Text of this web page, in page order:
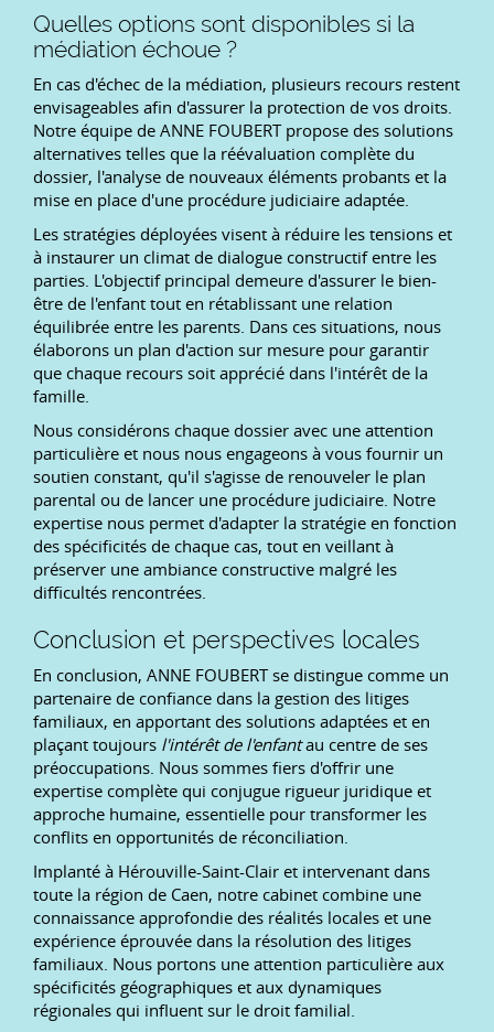
Quelles options sont disponibles si la
médiation échoue ?
En cas d'échec de la médiation, plusieurs recours restent
envisageables afin d'assurer la protection de vos droits.
Notre équipe de ANNE FOUBERT propose des solutions
alternatives telles que la réévaluation complète du
dossier, l'analyse de nouveaux éléments probants et la
mise en place d'une procédure judiciaire adaptée.
Les stratégies déployées visent à réduire les tensions et
à instaurer un climat de dialogue constructif entre les
parties. L'objectif principal demeure d'assurer le bien-
être de l'enfant tout en rétablissant une relation
équilibrée entre les parents. Dans ces situations, nous
élaborons un plan d'action sur mesure pour garantir
que chaque recours soit apprécié dans l'intérêt de la
famille.
Nous considérons chaque dossier avec une attention
particulière et nous nous engageons à vous fournir un
soutien constant, qu'il s'agisse de renouveler le plan
parental ou de lancer une procédure judiciaire. Notre
expertise nous permet d'adapter la stratégie en fonction
des spécificités de chaque cas, tout en veillant à
préserver une ambiance constructive malgré les
difficultés rencontrées.
Conclusion et perspectives locales
En conclusion, ANNE FOUBERT se distingue comme un
partenaire de confiance dans la gestion des litiges
familiaux, en apportant des solutions adaptées et en
plaçant toujours l'intérêt de l'enfantau centre de ses
préoccupations. Nous sommes fiers d'offrir une
expertise complète qui conjugue rigueur juridique et
approche humaine, essentielle pour transformer les
conflits en opportunités de réconciliation.
Implanté à Hérouville-Saint-Clair et intervenant dans
toute la région de Caen, notre cabinet combine une
connaissance approfondie des réalités locales et une
expérience éprouvée dans la résolution des litiges
familiaux. Nous portons une attention particulière aux
spécificités géographiques et aux dynamiques
régionales qui influent sur le droit familial.